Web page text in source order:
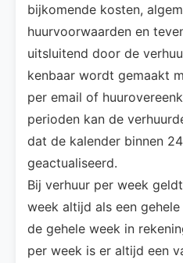
bijkomende kosten,
huurvoorwaarden en
uitsluitend door de
kenbaar wordt gemaakt
per email of
perioden kan de
dat de kalender binnen
geactualiseerd.
Bij verhuur per week
week altijd als een
de gehele week in
per week is er altijd een